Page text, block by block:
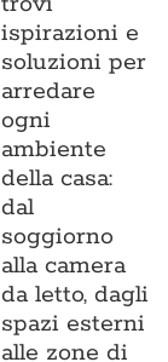
ispirazioni e
soluzioni per
arredare
ogni
ambiente
della casa:
dal
soggiorno
alla camera
da letto, dagli
spazi esterni
alle zone di